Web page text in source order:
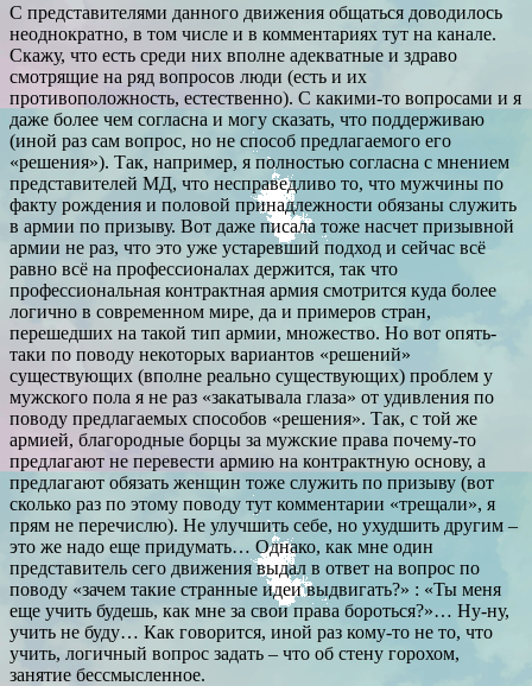
С представителями данного движения общаться доводилось
неоднократно, в том числе и в комментариях тут на канале.
Скажу, что есть среди них вполне адекватные и здраво
смотрящие на ряд вопросов люди (есть и их
противоположность, естественно). С какими-то вопросами и я
даже более чем согласна и могу сказать, что поддерживаю
(иной раз сам вопрос, но не способ предлагаемого его
«решения»). Так, например, я полностью согласна с мнением
представителей МД, что несправедливо то, что мужчины по
факту рождения и половой принадлежности обязаны служить
в армии по призыву. Вот даже писала тоже насчет призывной
армии не раз, что это уже устаревший подход и сейчас всё
равно всё на профессионалах держится, так что
профессиональная контрактная армия смотрится куда более
логично в современном мире, да и примеров стран,
перешедших на такой тип армии, множество. Но вот опять-
таки по поводу некоторых вариантов «решений»
существующих (вполне реально существующих) проблем у
мужского пола я не раз «закатывала глаза» от удивления по
поводу предлагаемых способов «решения». Так, с той же
армией, благородные борцы за мужские права почему-то
предлагают не перевести армию на контрактную основу, а
предлагают обязать женщин тоже служить по призыву (вот
сколько раз по этому поводу тут комментарии «трещали», я
прям не перечислю). Не улучшить себе, но ухудшить другим –
это же надо еще придумать… Однако, как мне один
представитель сего движения выдал в ответ на вопрос по
поводу «зачем такие странные идеи выдвигать?» : «Ты меня
еще учить будешь, как мне за свои права бороться?»… Ну-ну,
учить не буду… Как говорится, иной раз кому-то не то, что
учить, логичный вопрос задать – что об стену горохом,
занятие бессмысленное.